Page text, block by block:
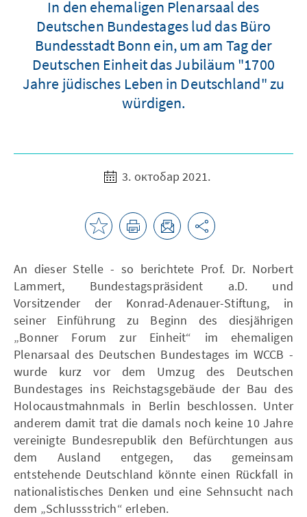
In den ehemaligen Plenarsaal des
Deutschen Bundestages lud das Büro
Bundesstadt Bonn ein, um am Tag der
Deutschen Einheit das Jubiläum "1700
Jahre jüdisches Leben in Deutschland" zu
würdigen.
3. октобар 2021.
An dieser Stelle - so berichtete Prof. Dr. Norbert
Lammert, Bundestagspräsident a.D. und
Vorsitzender der Konrad-Adenauer-Stiftung, in
seiner Einführung zu Beginn des diesjährigen
„Bonner Forum zur Einheit“ im ehemaligen
Plenarsaal des Deutschen Bundestages im WCCB -
wurde kurz vor dem Umzug des Deutschen
Bundestages ins Reichstagsgebäude der Bau des
Holocaustmahnmals in Berlin beschlossen. Unter
anderem damit trat die damals noch keine 10 Jahre
vereinigte Bundesrepublik den Befürchtungen aus
dem Ausland entgegen, das gemeinsam
entstehende Deutschland könnte einen Rückfall in
nationalistisches Denken und eine Sehnsucht nach
dem „Schlussstrich“ erleben.